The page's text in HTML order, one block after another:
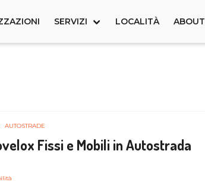
SERVIZI LOCALITÀ ABOUT
AUTOSTRADE
Fissi e Mobili in Autostrada